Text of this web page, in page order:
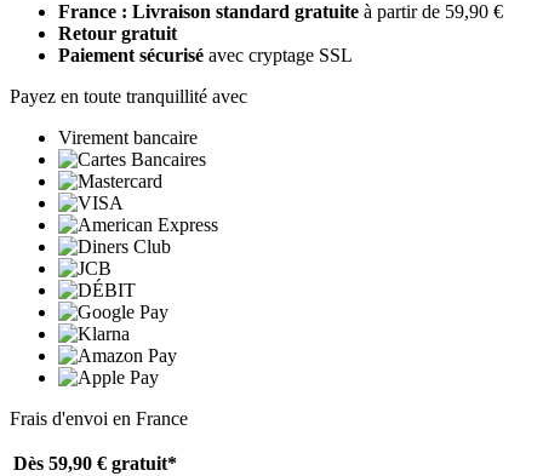
France : Livraison standard gratuite à partir de 59,90 €
Retour gratuit
Paiement sécurisé avec cryptage SSL
Payez en toute tranquillité avec
Virement bancaire
Frais d'envoi en France
Dès 59,90 € gratuit*